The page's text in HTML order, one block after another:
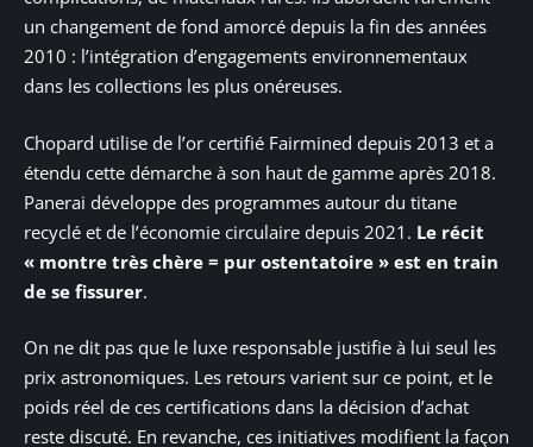
un changement de fond amorcé depuis la fin des années
2010 : l’intégration d’engagements environnementaux
dans les collections les plus onéreuses.
Chopard utilise de l’or certifié Fairmined depuis 2013 et a
étendu cette démarche à son haut de gamme après 2018.
Panerai développe des programmes autour du titane
recyclé et de l’économie circulaire depuis 2021. Le récit
« montre très chère = pur ostentatoire » est en train
de se fissurer.
On ne dit pas que le luxe responsable justifie à lui seul les
prix astronomiques. Les retours varient sur ce point, et le
poids réel de ces certifications dans la décision d’achat
reste discuté. En revanche, ces initiatives modifient la façon